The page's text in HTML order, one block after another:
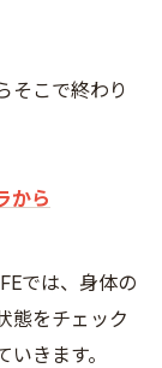
そこで終わり
から
では、身体の
態をチェック
きます。